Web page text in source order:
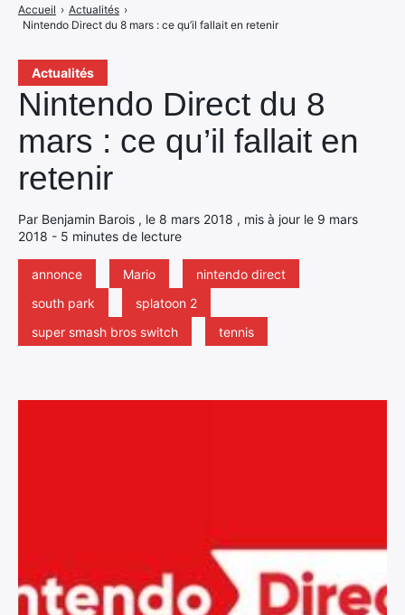
Actualités
Nintendo Direct du 8
mars : ce qu’il fallait en
retenir
Par Benjamin Barois , le 8 mars 2018 , mis à jour le 9 mars
2018 - 5 minutes de lecture
annonce Mario
nintendo direct
south park
splatoon 2
super smash bros switch
tennis
Accueil › Actualités ›
Nintendo Direct du 8 mars : ce qu’il fallait en retenir